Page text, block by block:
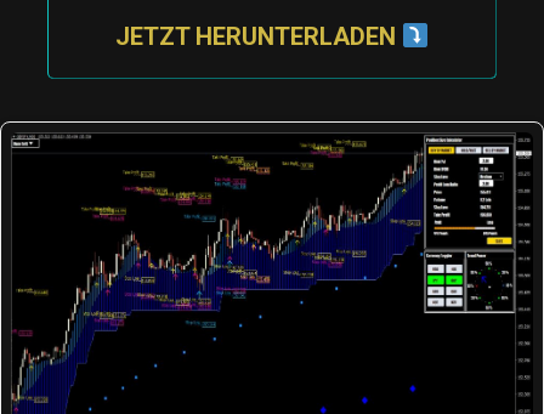
JETZT HERUNTERLADEN